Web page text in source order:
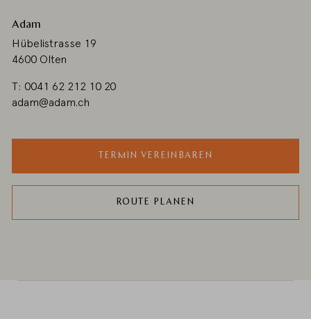
Adam
Hübelistrasse 19
4600 Olten
T: 0041 62 212 10 20
adam@adam.ch
TERMIN VEREINBAREN
ROUTE PLANEN